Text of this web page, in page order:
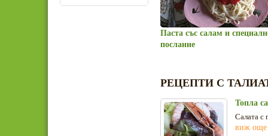
Паста със салам и
послание
РЕЦЕПТИ С
Топла
Салата с
виж още